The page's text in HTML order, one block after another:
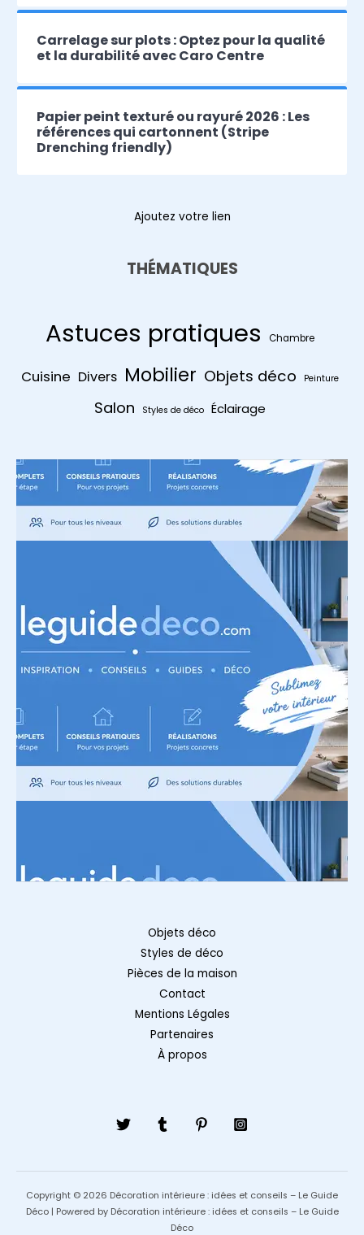
Carrelage sur plots : Optez pour la qualité
et la durabilité avec Caro Centre
Papier peint texturé ou rayuré 2026 : Les
références qui cartonnent (Stripe
Drenching friendly)
Ajoutez votre lien
THÉMATIQUES
Astuces pratiques Chambre
Cuisine Divers Mobilier Objets déco Peinture
Salon Styles de déco Éclairage
Objets déco
Styles de déco
Pièces de la maison
Contact
Mentions Légales
Partenaires
À propos
Copyright © 2026 Décoration intérieure : idées et conseils – Le Guide
Déco | Powered by Décoration intérieure : idées et conseils – Le Guide
Déco